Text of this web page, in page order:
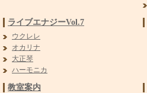
ライブエナジーVol.7
ウクレレ
オカリナ
大正琴
ハーモニカ
教室案内